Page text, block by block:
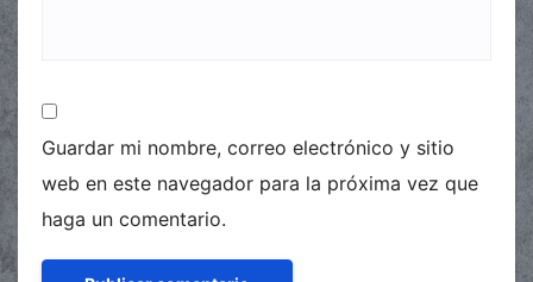
Guardar mi nombre, correo electrónico y sitio
web en este navegador para la próxima vez que
haga un comentario.